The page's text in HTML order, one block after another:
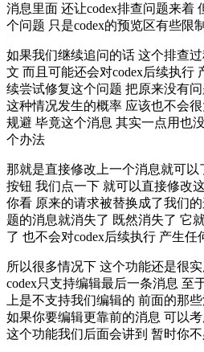
消息里面 还让codex排查问题来着
个问题 只是codex的预览区有些限
如果我们继续追问的话 这个排查
文 而且可能还会对codex后续执行
续尝试修复这个问题 把原来没有
这种情况发生的概率 应该也不会
规避 毕竟这个消息 其实一点用也
个办法
那就是直接修改上一个消息就可
按钮 我们点一下 就可以直接修改
你看 原来的请求被替换成了我们
题的消息就消失了 既然消失了 它
了 也不会对codex后续执行 产生任
所以很多情况下 这个功能还是很
codex只支持编辑最后一条消息 至
上是不支持我们编辑的 前面的那
如果你要编辑更靠前的消息 可以
这个功能我们后面会讲到 暂时你